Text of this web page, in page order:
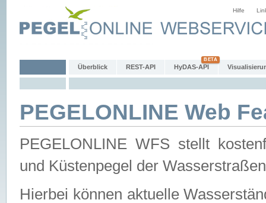
Hilfe
Überblick REST-API HyDAS-API
PEGELONLINE Web
PEGELONLINE WFS stellt
und Küstenpegel der
Hierbei können aktuelle